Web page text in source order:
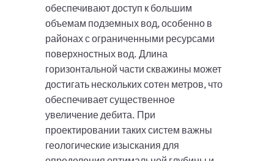
обеспечивают доступ к большим
объемам подземных вод, особенно в
районах с ограниченными ресурсами
поверхностных вод. Длина
горизонтальной части скважины может
достигать нескольких сотен метров, что
обеспечивает существенное
увеличение дебита. При
проектировании таких систем важны
геологические изыскания для